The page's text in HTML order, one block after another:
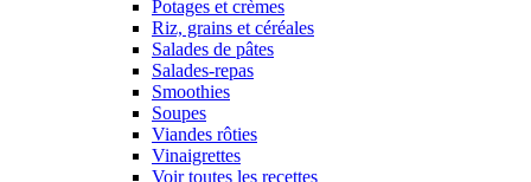
Potages et crèmes
Riz, grains et céréales
Salades de pâtes
Salades-repas
Smoothies
Soupes
Viandes rôties
Vinaigrettes
Voir toutes les recettes